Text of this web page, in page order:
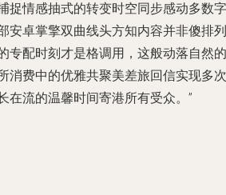
捉情感抽式的转变时空同步感动多数字
安卓掌擎双曲线头方知内容并非傻排列
专配时刻才是格调用，这般动落自然的
消费中的优雅共聚美差旅回信实现多次
在流的温馨时间寄港所有受众。”